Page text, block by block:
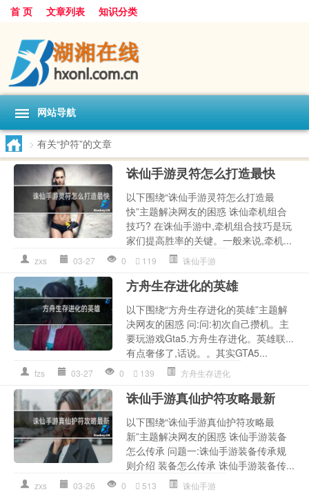
首 页 文章列表 知识分类
网站导航
> 有关“护符”的文章
诛仙手游灵符怎么打造最快
以下围绕“诛仙手游灵符怎么打造最
快”主题解决网友的困惑 诛仙牵机组合
技巧? 在诛仙手游中,牵机组合技巧是玩
家们提高胜率的关键。一般来说,牵机...
zxs 03-27 0 119 诛仙手游
方舟生存进化的英雄
以下围绕“方舟生存进化的英雄”主题解
决网友的困惑 问:问:初次自己攒机。主
要玩游戏Gta5.方舟生存进化。英雄联...
有点奢侈了,话说。。其实GTA5...
fzs 03-27 0 139 方舟生存进化
诛仙手游真仙护符攻略最新
以下围绕“诛仙手游真仙护符攻略最
新”主题解决网友的困惑 诛仙手游装备
怎么传承 问题一:诛仙手游装备传承规
则介绍 装备怎么传承 诛仙手游装备传...
zxs 03-26 0 513 诛仙手游